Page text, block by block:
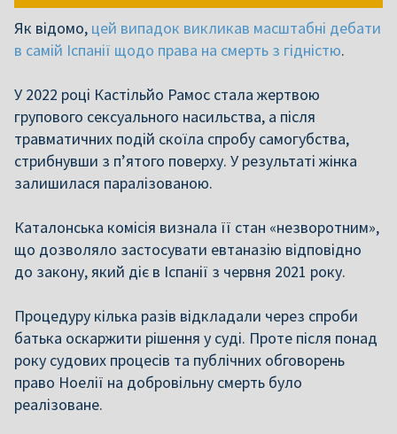
Як відомо, цей випадок викликав масштабні дебати
в самій Іспанії щодо права на смерть з гідністю.
У 2022 році Кастільйо Рамос стала жертвою
групового сексуального насильства, а після
травматичних подій скоїла спробу самогубства,
стрибнувши з п’ятого поверху. У результаті жінка
залишилася паралізованою.
Каталонська комісія визнала її стан «незворотним»,
що дозволяло застосувати евтаназію відповідно
до закону, який діє в Іспанії з червня 2021 року.
Процедуру кілька разів відкладали через спроби
батька оскаржити рішення у суді. Проте після понад
року судових процесів та публічних обговорень
право Ноелії на добровільну смерть було
реалізоване.